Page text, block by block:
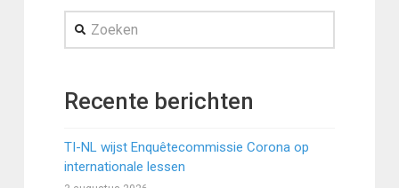
Zoeken
Recente berichten
TI-NL wijst Enquêtecommissie Corona op
internationale lessen